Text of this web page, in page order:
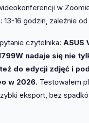
w
13-16 godzin, zależnie
czytelnika: ASUS
nadaje się nie
do edycji zdjęć i
w 2026. Testowałem
eksport, bez